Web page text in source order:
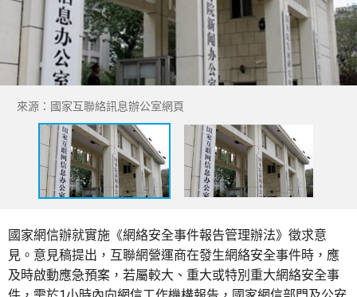
來源：國家互聯絡訊息辦公室網頁
國家網信辦就實施《網絡安全事件報告管理辦法》徵求意
見。意見稿提出，互聯網營運商在發生網絡安全事件時，應
及時啟動應急預案，若屬較大、重大或特別重大網絡安全事